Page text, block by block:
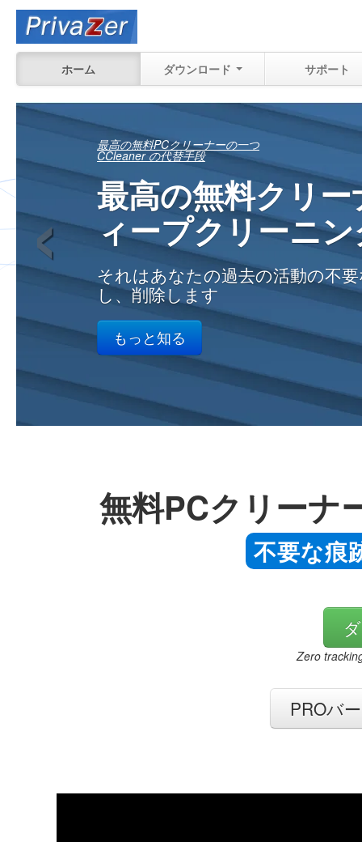
ホーム ダウンロード サポート
まだ回復できる
正確に確認する
自宅、職場で、あなたのPC上の
過去の活動の
もっと知る
‹
無料PCクリーナ
不要な痕
Zero
PROバ